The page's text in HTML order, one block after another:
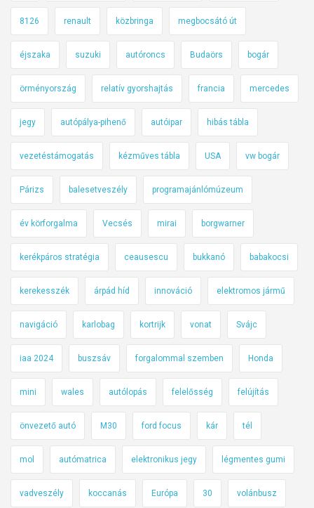
8126 renault közbringa megbocsátó út
éjszaka suzuki autóroncs Budaörs bogár
örményország relatív gyorshajtás francia mercedes
jegy autópálya-pihenő autóipar hibás tábla
vezetéstámogatás kézműves tábla USA vw bogár
Párizs balesetveszély programajánlómúzeum
év körforgalma Vecsés mirai borgwarner
kerékpáros stratégia ceausescu bukkanó babakocsi
kerekesszék árpád híd innováció elektromos jármű
navigáció karlobag kortrijk vonat Svájc
iaa 2024 buszsáv forgalommal szemben Honda
mini wales autólopás felelősség felújítás
önvezető autó M30 ford focus kár tél
mol autómatrica elektronikus jegy légmentes gumi
vadveszély koccanás Európa 30 volánbusz